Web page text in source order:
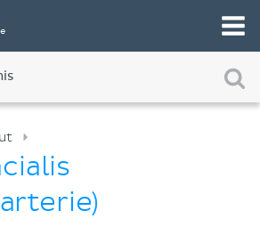
beste Lernmethode für dich